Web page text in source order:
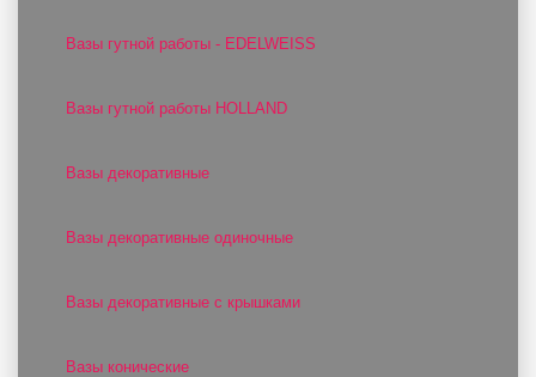
Вазы гутной работы - EDELWEISS
Вазы гутной работы HOLLAND
Вазы декоративные
Вазы декоративные одиночные
Вазы декоративные с крышками
Вазы конические